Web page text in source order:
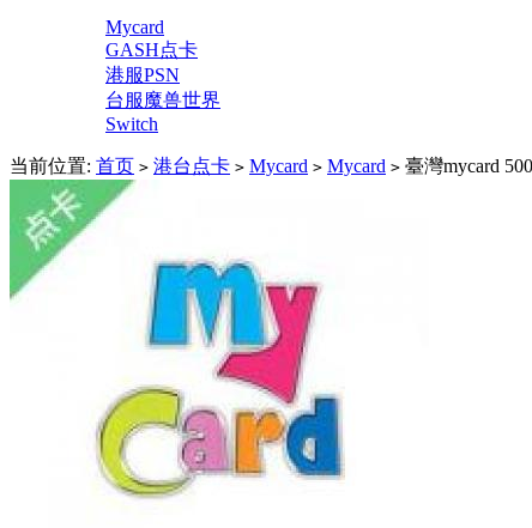
Mycard
GASH点卡
港服PSN
台服魔兽世界
Switch
当前位置: 首页 > 港台点卡 > Mycard > Mycard > 臺灣mycard